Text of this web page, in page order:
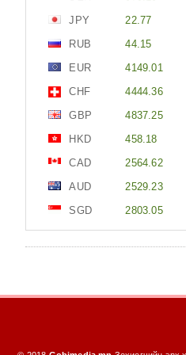
2025/11/20
БҮГД
БАЙГАЛЬ ОРЧНЫ
2025/11/19
МОНГОЛ УЛС
ТАЛААРХ
2025/11/19
#COP30
JPY
22.77
RUB
44.15
EUR
4149.01
CHF
4444.36
GBP
4837.25
HKD
458.18
CAD
2564.62
AUD
2529.23
SGD
2803.05